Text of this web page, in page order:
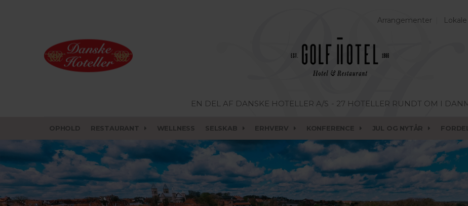
Arrangementer
EN DEL AF DANSKE HOTELLER A/S - 27 HOTELLER RUNDT OM I
OPHOLD RESTAURANT WELLNESS SELSKAB ERHVERV KONFERENCE JUL OG NYTÅR